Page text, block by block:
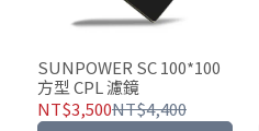
SUNPOWER SC 100*100
方型 CPL 濾鏡
NT$3,500NT$4,400